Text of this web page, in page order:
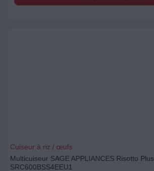
Cuiseur à riz / œufs
Multicuiseur SAGE APPLIANCES Risotto Plus
SRC600BSS4EEU1